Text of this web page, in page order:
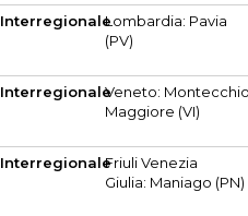
InterregionaleLombardia: Pavia
(PV)
InterregionaleVeneto: Montecchio
Maggiore (VI)
InterregionaleFriuli Venezia
Giulia: Maniago (PN)